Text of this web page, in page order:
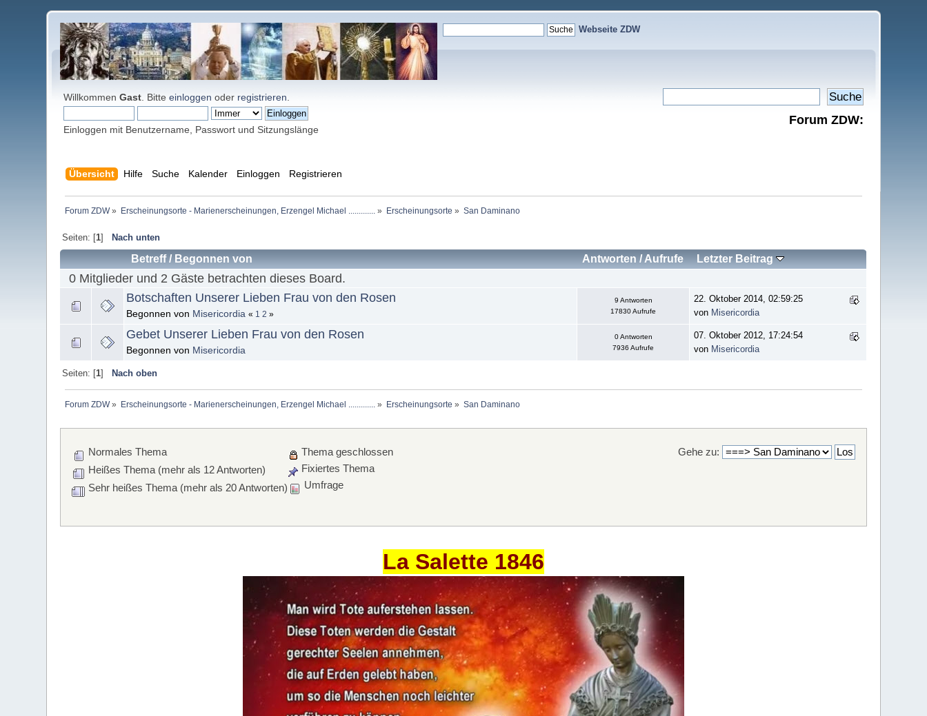
Webseite ZDW
WillkommenGast . Bitteeinloggen oder registrieren
Einloggen mit Benutzername, Passwort und Sitzungslänge
Forum ZDW:
Übersicht Hilfe Suche Kalender Einloggen Registrieren
Forum ZDW» Erscheinungsorte - Marienerscheinungen, Erzengel Michael .............» Erscheinungsorte » San Daminano
Seiten: [1] Nach unten
Betreff/ Begonnen von Antworten /Aufrufe Letzter Beitrag
0 Mitglieder und 2 Gäste betrachten dieses Board.
Botschaften Unserer Lieben Frau von den Rosen
Begonnen von Misericordia « 1 2 »
9 Antworten
17830 Aufrufe
22. Oktober 2014, 02:59:25
von Misericordia
Gebet Unserer Lieben Frau von den Rosen
Begonnen von Misericordia
0 Antworten
7936 Aufrufe
07. Oktober 2012, 17:24:54
von Misericordia
Seiten: [1] Nach oben
Forum ZDW» Erscheinungsorte - Marienerscheinungen, Erzengel Michael .............» Erscheinungsorte » San Daminano
Gehe zu:
Normales Thema
Heißes Thema (mehr als 12 Antworten)
Sehr heißes Thema (mehr als 20 Antworten)
Thema geschlossen
Fixiertes Thema
Umfrage
La Salette 1846